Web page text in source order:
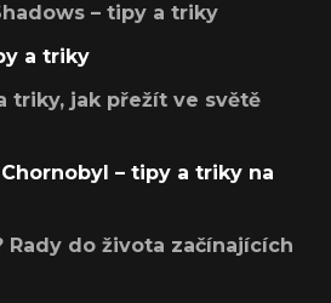
– tipy a triky
a triky
triky, jak přežít ve světě
– tipy a triky na
Rady do života začínajících